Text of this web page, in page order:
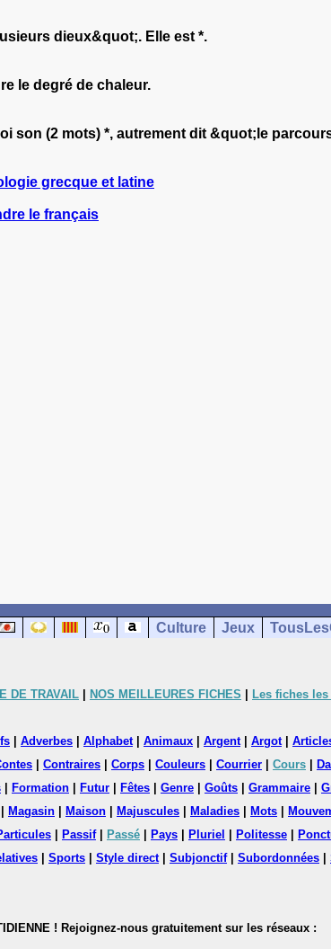
dieux&quot;. Elle est *.
le degré de chaleur.
son (2 mots) *, autrement dit &quot;le
grecque et latine
le français
Culture Jeux
DE TRAVAIL NOS MEILLEURES FICHES Les fiches
Adverbes Alphabet| Animaux Argent| Argot|
Contraires Corps Couleurs Courrier Cours
Formation Futur Fêtes Genre Goûts Grammaire
Magasin Maison Majuscules Maladies Mots
Passif| Passé Pays Pluriel Politesse
Sports Style direct| Subjonctif| Subordonnées
! Rejoignez-nous gratuitement sur les réseaux :